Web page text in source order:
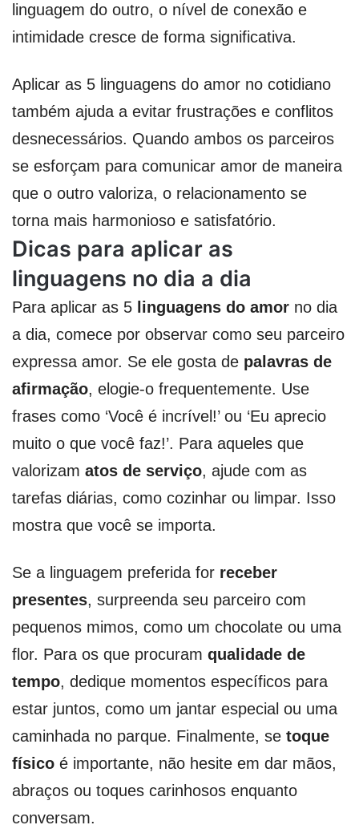
linguagem do outro, o nível de conexão e
intimidade cresce de forma significativa.
Aplicar as 5 linguagens do amor no cotidiano
também ajuda a evitar frustrações e conflitos
desnecessários. Quando ambos os parceiros
se esforçam para comunicar amor de maneira
que o outro valoriza, o relacionamento se
torna mais harmonioso e satisfatório.
Dicas para aplicar as
linguagens no dia a dia
Para aplicar as 5 linguagens do amor no dia
a dia, comece por observar como seu parceiro
expressa amor. Se ele gosta de palavras de
afirmação, elogie-o frequentemente. Use
frases como ‘Você é incrível!’ ou ‘Eu aprecio
muito o que você faz!’. Para aqueles que
valorizam atos de serviço, ajude com as
tarefas diárias, como cozinhar ou limpar. Isso
mostra que você se importa.
Se a linguagem preferida for receber
presentes, surpreenda seu parceiro com
pequenos mimos, como um chocolate ou uma
flor. Para os que procuram qualidade de
tempo, dedique momentos específicos para
estar juntos, como um jantar especial ou uma
caminhada no parque. Finalmente, se toque
físico é importante, não hesite em dar mãos,
abraços ou toques carinhosos enquanto
conversam.